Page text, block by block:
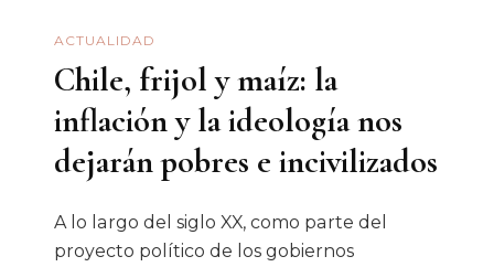
Adolescencia
ACTUALIDAD
Chile, frijol y maíz: la
inflación y la ideología nos
dejarán pobres e incivilizados
A lo largo del siglo XX, como parte del
proyecto político de los gobiernos